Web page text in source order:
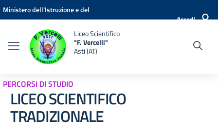
Vai ai contenuti
Vai al menu di navigazione
Vai al footer
Ministero dell'Istruzione e del
Accedi
Liceo Scientifico
"F. Vercelli"
Asti (AT)
PERCORSI DI STUDIO
LICEO SCIENTIFICO
TRADIZIONALE